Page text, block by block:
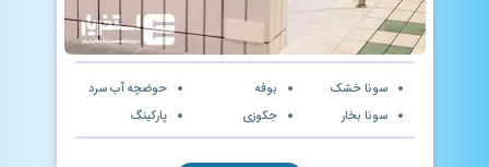
سونا خشک
سونا بخار
بوفه
جکوزی
حوضچه آب سرد
پارکینگ